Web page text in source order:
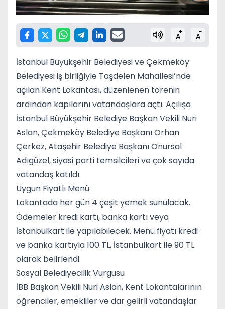
A+ A-
İstanbul Büyükşehir Belediyesi ve Çekmeköy
Belediyesi iş birliğiyle Taşdelen Mahallesi’nde
açılan Kent Lokantası, düzenlenen törenin
ardından kapılarını vatandaşlara açtı. Açılışa
İstanbul Büyükşehir Belediye Başkan Vekili Nuri
Aslan, Çekmeköy Belediye Başkanı Orhan
Çerkez, Ataşehir Belediye Başkanı Onursal
Adıgüzel, siyasi parti temsilcileri ve çok sayıda
vatandaş katıldı.
Uygun Fiyatlı Menü
Lokantada her gün 4 çeşit yemek sunulacak.
Ödemeler kredi kartı, banka kartı veya
İstanbulkart ile yapılabilecek. Menü fiyatı kredi
ve banka kartıyla 100 TL, İstanbulkart ile 90 TL
olarak belirlendi.
Sosyal Belediyecilik Vurgusu
İBB Başkan Vekili Nuri Aslan, Kent Lokantalarının
öğrenciler, emekliler ve dar gelirli vatandaşlar